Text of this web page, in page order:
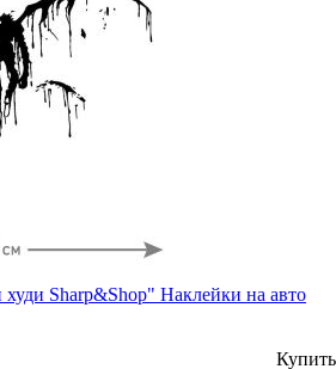
Sharp&Shop" Наклейки на авто
Купить